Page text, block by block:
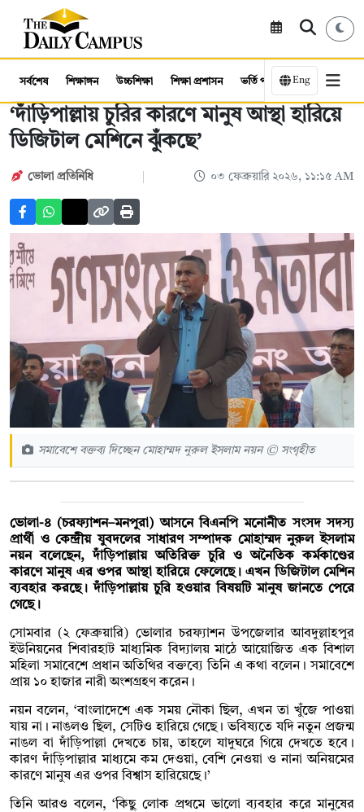
সর্বশেষ শিক্ষাঙ্গন উচ্চশিক্ষা শিক্ষা প্রশাসন ভর্তি পরীক্ষা কর্মসংস্থান
Eng
‘দাঁড়িপাল্লায় চুরির কারণে মানুষ আস্থা হারিয়ে
ডিজিটাল মেশিনে ঝুঁকছে’
ভোলা প্রতিনিধি ০৩ ফেব্রুয়ারি ২০২৬, ১১:১৫ AM
সমাবেশে বক্তব্য দিচ্ছেন মোহাম্মদ নুরুল ইসলাম নয়ন © সংগৃহীত
ভোলা-৪ (চরফ্যাশন–মনপুরা) আসনে বিএনপি মনোনীত সংসদ সদস্য
প্রার্থী ও কেন্দ্রীয় যুবদলের সাধারণ সম্পাদক মোহাম্মদ নুরুল ইসলাম
নয়ন বলেছেন, দাঁড়িপাল্লায় অতিরিক্ত চুরি ও অনৈতিক কর্মকাণ্ডের
কারণে মানুষ এর ওপর আস্থা হারিয়ে ফেলেছে। এখন ডিজিটাল মেশিন
ব্যবহার করছে। দাঁড়িপাল্লায় চুরি হওয়ার বিষয়টি মানুষ জানতে পেরে
গেছে।
সোমবার (২ ফেব্রুয়ারি) ভোলার চরফ্যাশন উপজেলার আবদুল্লাহপুর
ইউনিয়নের শিবারহাট মাধ্যমিক বিদ্যালয় মাঠে আয়োজিত এক বিশাল
মহিলা সমাবেশে প্রধান অতিথির বক্তব্যে তিনি এ কথা বলেন। সমাবেশে
প্রায় ১০ হাজার নারী অংশগ্রহণ করেন।
নয়ন বলেন, ‘বাংলাদেশে এক সময় নৌকা ছিল, এখন তা খুঁজে পাওয়া
যায় না। নাঙলও ছিল, সেটিও হারিয়ে গেছে। ভবিষ্যতে যদি নতুন প্রজন্ম
নাঙল বা দাঁড়িপাল্লা দেখতে চায়, তাহলে যাদুঘরে গিয়ে দেখতে হবে।
কারণ দাঁড়িপাল্লার মাধ্যমে কম দেওয়া, বেশি নেওয়া ও নানা অনিয়মের
কারণে মানুষ এর ওপর বিশ্বাস হারিয়েছে।’
তিনি আরও বলেন, ‘কিছু লোক প্রথমে ভালো ব্যবহার করে মানুষের